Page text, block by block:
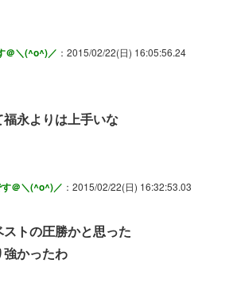
＠＼(^o^)／ ：2015/02/22(日) 16:05:56.24
永よりは上手いな
＠＼(^o^)／ ：2015/02/22(日) 16:32:53.03
トの圧勝かと思った
強かったわ